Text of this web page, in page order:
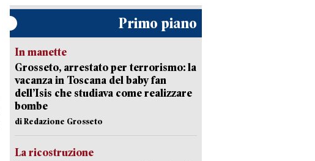
Primo piano
In manette
Grosseto, arrestato per terrorismo: la
vacanza in Toscana del baby fan
dell’Isis che studiava come realizzare
bombe
di Redazione Grosseto
La ricostruzione